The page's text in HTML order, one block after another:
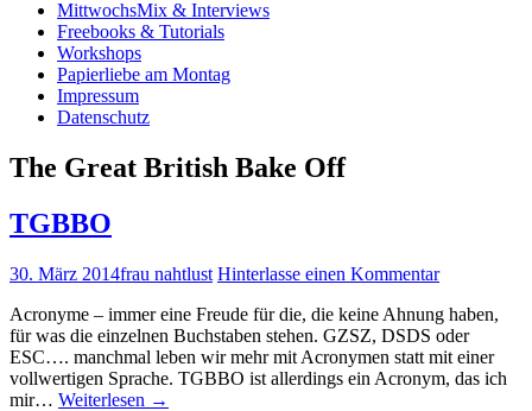
MittwochsMix & Interviews
Freebooks & Tutorials
Workshops
Papierliebe am Montag
Impressum
Datenschutz
The Great British Bake Off
TGBBO
30. März 2014frau nahtlust Hinterlasse einen Kommentar
Acronyme – immer eine Freude für die, die keine Ahnung haben,
für was die einzelnen Buchstaben stehen. GZSZ, DSDS oder
ESC…. manchmal leben wir mehr mit Acronymen statt mit einer
vollwertigen Sprache. TGBBO ist allerdings ein Acronym, das ich
mir… Weiterlesen →